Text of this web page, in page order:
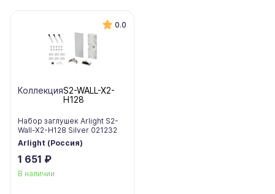
0.0
КоллекцияS2-WALL-X2-
H128
Набор заглушек Arlight S2-
Wall-X2-H128 Silver 021232
Arlight (Россия)
1 651 ₽
В наличии